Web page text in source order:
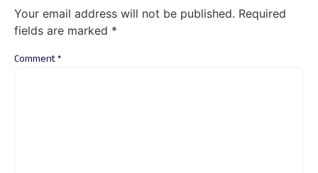
Your email address will not be published. Required
fields are marked *
Comment*